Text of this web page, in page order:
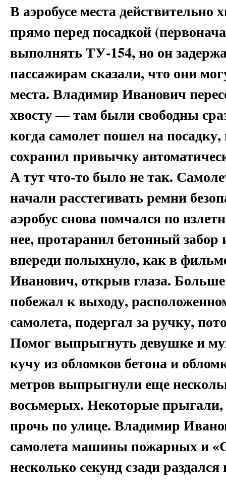
В аэробусе места
прямо перед посадкой
выполнять ТУ-154, но он
пассажирам сказали, что они
места. Владимир Иванович
хвосту — там были свободны
когда самолет пошел на
сохранил привычку
А тут что-то было не так.
начали расстегивать ремни
аэробус снова помчался по
нее, протаранил бетонный
впереди полыхнуло, как в
Иванович, открыв глаза.
побежал к выходу,
самолета, подергал за ручку,
Помог выпрыгнуть девушке и
кучу из обломков бетона и
метров выпрыгнули еще
восьмерых. Некоторые прыгали,
прочь по улице. Владимир
самолета машины пожарных и
несколько секунд сзади